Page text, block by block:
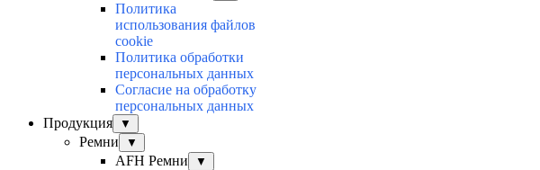
Политика
использования файлов
cookie
Политика обработки
персональных данных
Согласие на обработку
персональных данных
Продукция
▼
Ремни ▼
AFH Ремни ▼